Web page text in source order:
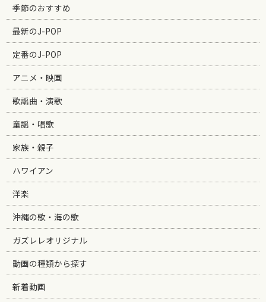
季節のおすすめ
最新のJ-POP
定番のJ-POP
アニメ・映画
歌謡曲・演歌
童謡・唱歌
家族・親子
ハワイアン
洋楽
沖縄の歌・海の歌
ガズレレオリジナル
動画の種類から探す
新着動画